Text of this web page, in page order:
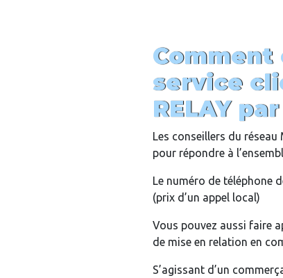
service
RELAY
Les conseillers du
pour répondre à
Le numéro de téléphone
(prix d’un appel local)
Vous pouvez aussi faire
de mise en relation en
S’agissant d’un